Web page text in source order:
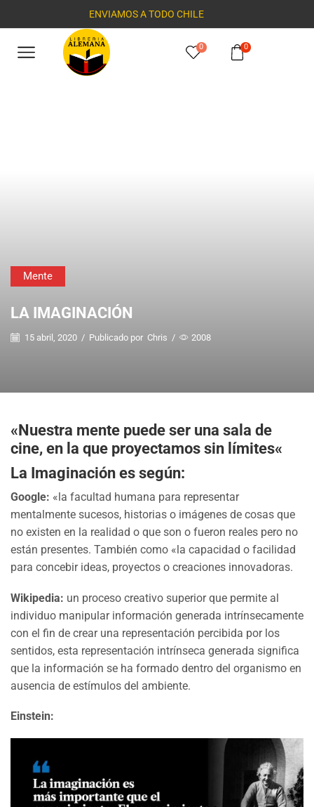
ENVIAMOS A TODO CHILE
0 0
Mente
LA IMAGINACIÓN
15 abril, 2020 / Publicado por Chris / 2008
«Nuestra mente puede ser una sala de
cine, en la que proyectamos sin límites«
La Imaginación es según:
Google: «la facultad humana para representar
mentalmente sucesos, historias o imágenes de cosas que
no existen en la realidad o que son o fueron reales pero no
están presentes. También como «la capacidad o facilidad
para concebir ideas, proyectos o creaciones innovadoras.
Wikipedia: un proceso creativo superior que permite al
individuo manipular información generada intrínsecamente
con el fin de crear una representación percibida por los
sentidos, esta representación intrínseca generada significa
que la información se ha formado dentro del organismo en
ausencia de estímulos del ambiente.
Einstein: